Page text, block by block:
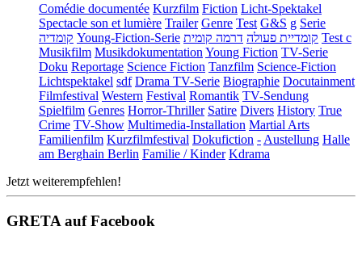
Comédie documentée Kurzfilm Fiction Licht-Spektakel
Spectacle son et lumière Trailer Genre Test G&S g Serie
קומדיה Young-Fiction-Serie קומדיית פעולה דרמה קומית
Test c
Musikfilm Musikdokumentation Young Fiction TV-Serie
Doku Reportage Science Fiction Tanzfilm Science-Fiction
Lichtspektakel sdf Drama TV-Serie Biographie Docutainment
Filmfestival Western Festival Romantik TV-Sendung
Spielfilm Genres Horror-Thriller Satire Divers History True
Crime TV-Show Multimedia-Installation Martial Arts
Familienfilm Kurzfilmfestival Dokufiction - Austellung Halle
am Berghain Berlin Familie / Kinder Kdrama
Jetzt weiterempfehlen!
GRETA auf Facebook